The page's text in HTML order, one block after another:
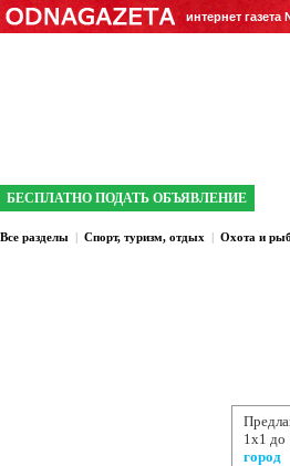
интернет
БЕСПЛАТНО ПОДАТЬ ОБЪЯВЛЕНИЕ
Все разделы | Спорт, туризм, отдых | Охота и
1х1
город